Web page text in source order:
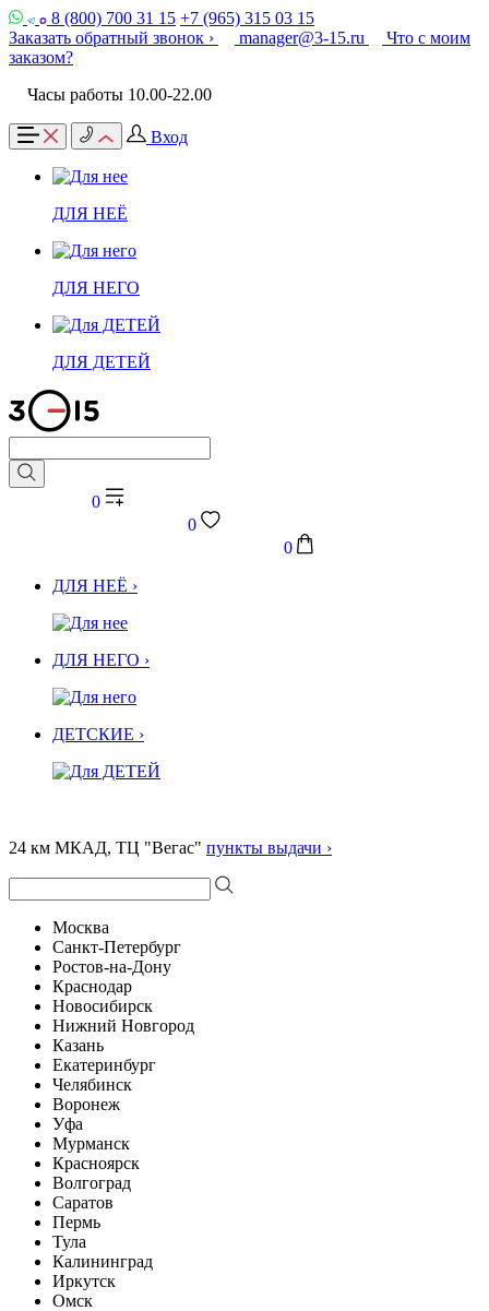
8 (800) 700 31 15 +7 (965) 315 03 15
Заказать обратный звонок ›
manager@3-15.ru
Что с моим
заказом?
Часы работы 10.00-22.00
Вход
ДЛЯ НЕЁ
ДЛЯ НЕГО
ДЛЯ ДЕТЕЙ
0
0
0
ДЛЯ НЕЁ ›
ДЛЯ НЕГО ›
ДЕТСКИЕ ›
24 км МКАД, ТЦ "Вегас" пункты выдачи ›
Москва
Санкт-Петербург
Ростов-на-Дону
Краснодар
Новосибирск
Нижний Новгород
Казань
Екатеринбург
Челябинск
Воронеж
Уфа
Мурманск
Красноярск
Волгоград
Саратов
Пермь
Тула
Калининград
Иркутск
Омск